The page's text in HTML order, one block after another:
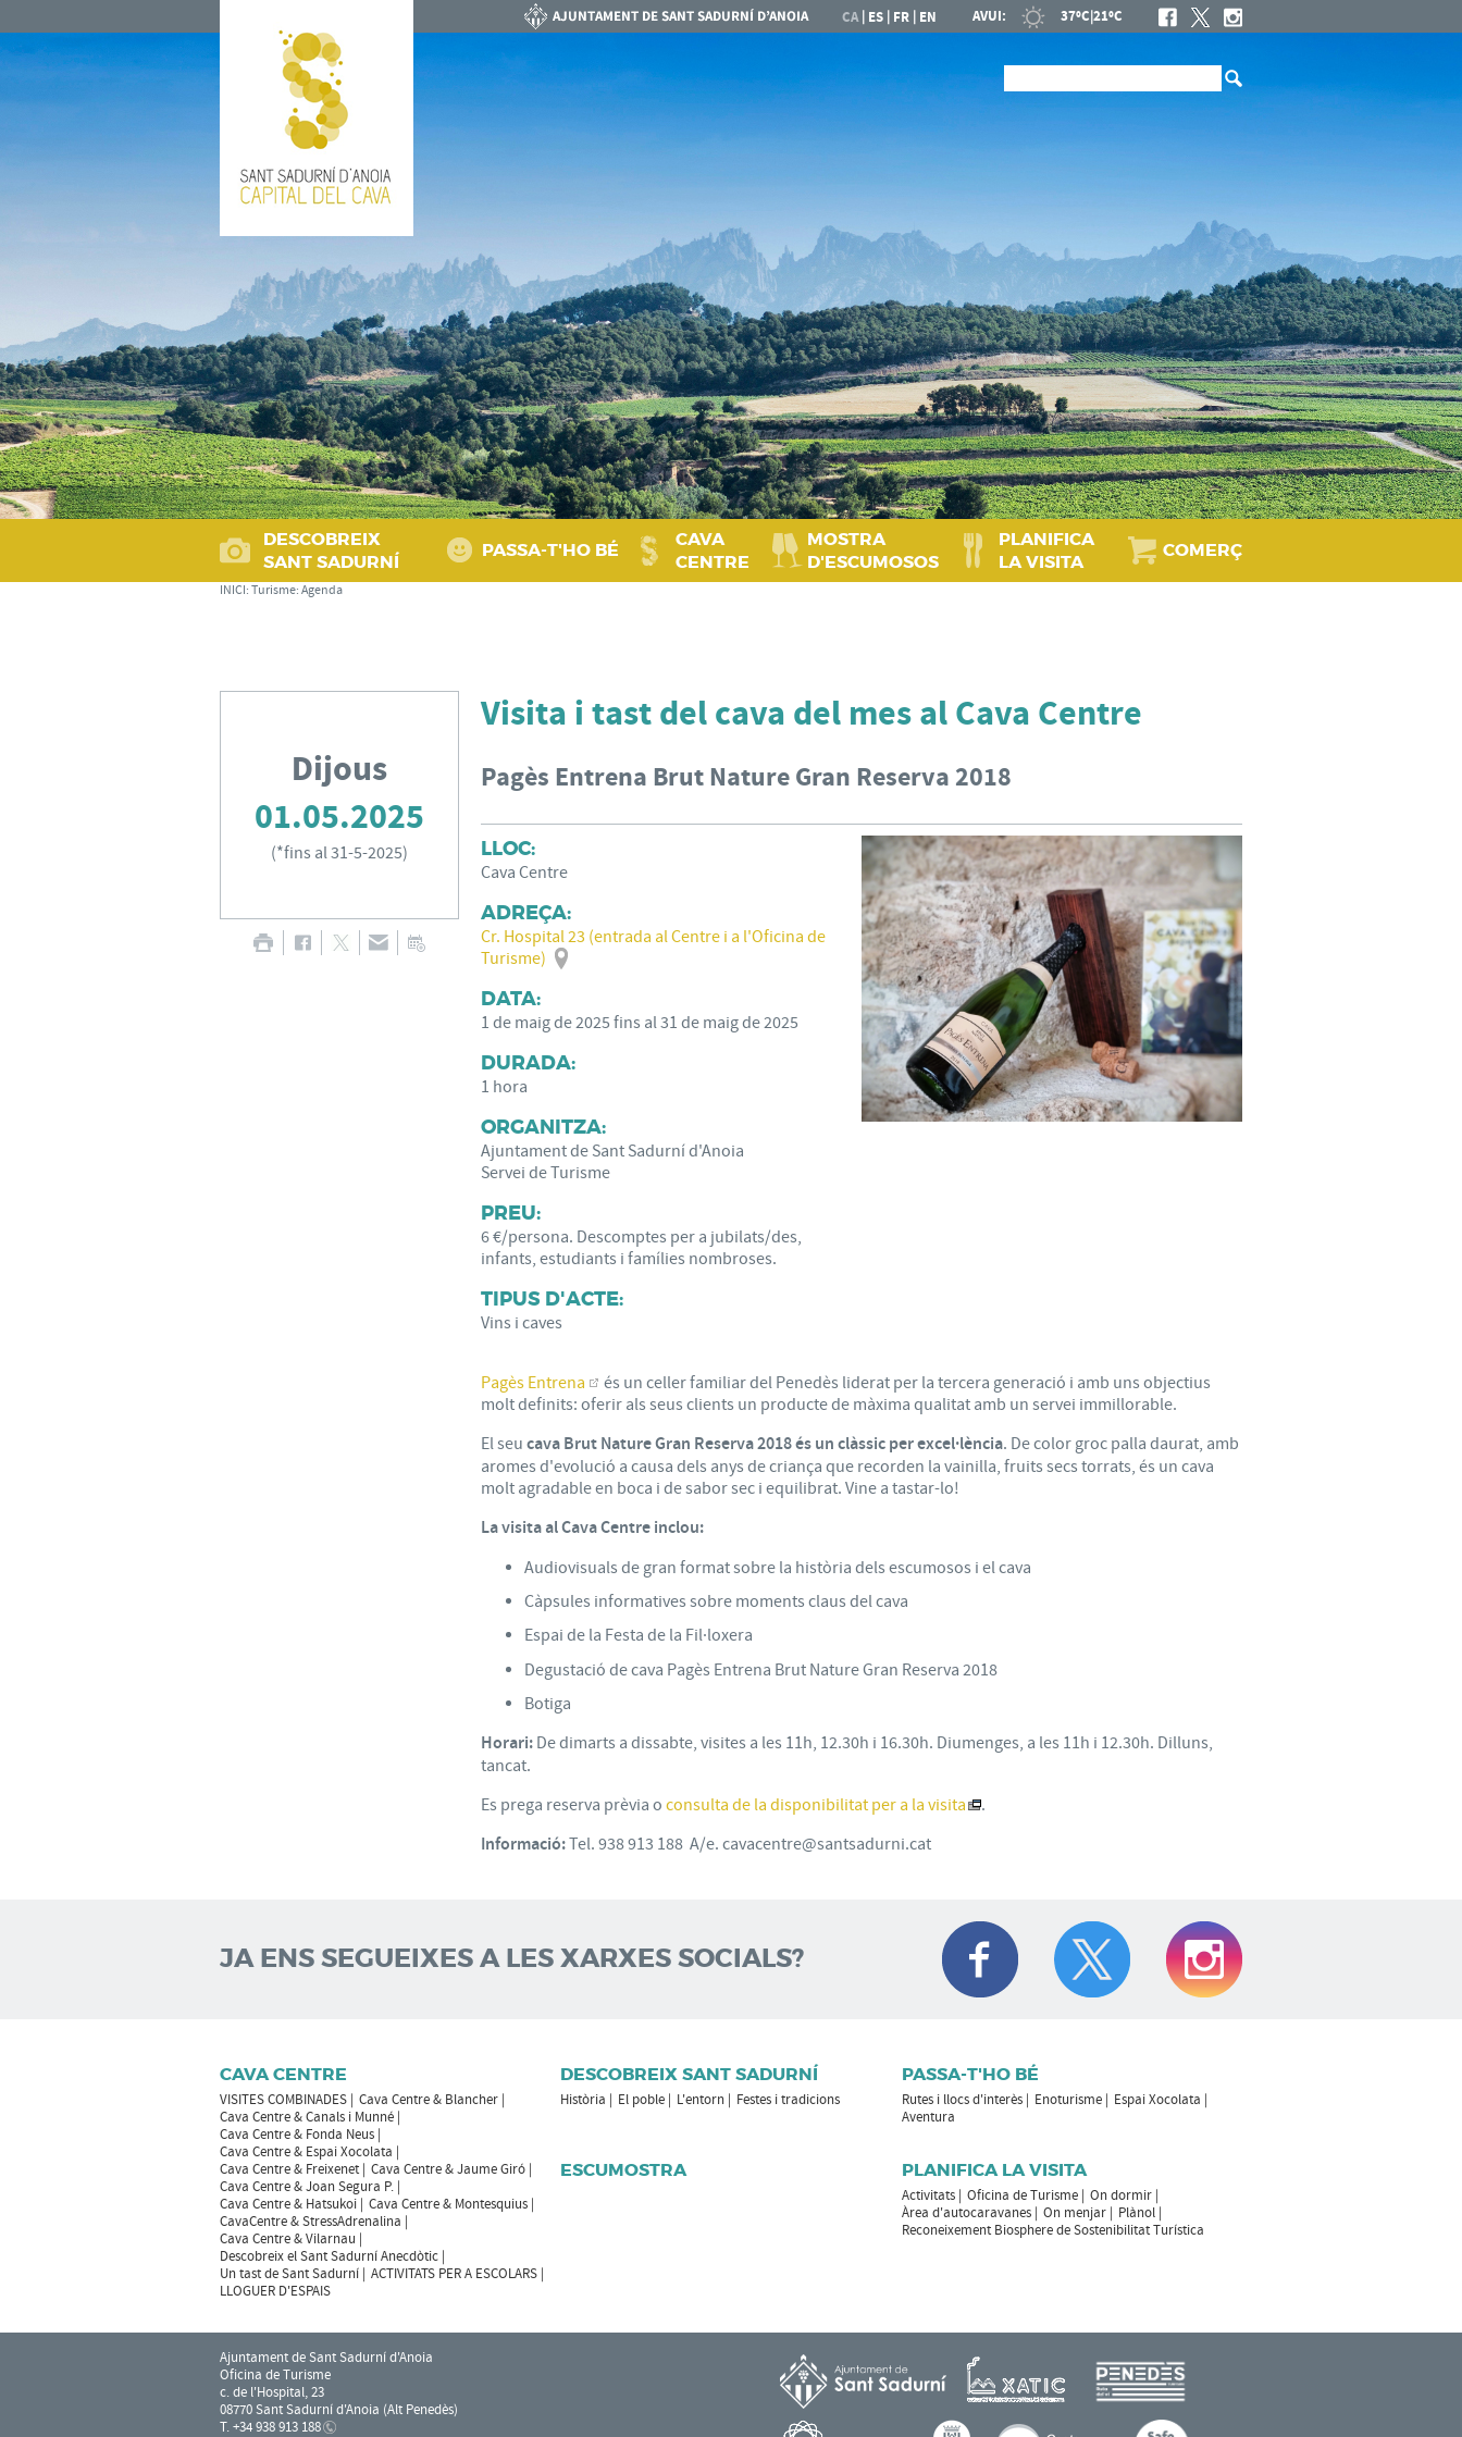
CA| ES | FR | EN AVUI: 37ºC|21ºC
DESCOBREIX
SANT SADURNÍ
PASSA‑T'HO BÉ
CAVA
CENTRE
MOSTRA
D'ESCUMOSOS
PLANIFICA
LA VISITA
COMERÇ
INICI: Turisme: Agenda
Dijous
01.05.2025
(*fins al 31-5-2025)
Visita i tast del cava del mes al Cava Centre
Pagès Entrena Brut Nature Gran Reserva 2018
LLOC:
Cava Centre
ADREÇA:
Cr. Hospital 23 (entrada al Centre i a l'Oficina de
Turisme)
DATA:
1 de maigde2025 fins al31 de maigde2025
DURADA:
1 hora
ORGANITZA:
Ajuntament de Sant Sadurní d'Anoia
Servei de Turisme
PREU:
6 €/persona. Descomptes per a jubilats/des,
infants, estudiants i famílies nombroses.
TIPUS D'ACTE:
Vins i caves
Pagès Entrena
és un celler familiar del Penedès liderat per la tercera generació i amb uns objectius
molt definits: oferir als seus clients un producte de màxima qualitat amb un servei immillorable.
El seu cava Brut Nature Gran Reserva 2018 és un clàssic per excel·lència. De color groc palla daurat, amb
aromes d'evolució a causa dels anys de criança que recorden la vainilla, fruits secs torrats, és un cava
molt agradable en boca i de sabor sec i equilibrat. Vine a tastar-lo!
La visita al Cava Centre inclou:
Audiovisuals de gran format sobre la història dels escumosos i el cava
Càpsules informatives sobre moments claus del cava
Espai de la Festa de la Fil·loxera
Degustació de cava Pagès Entrena Brut Nature Gran Reserva 2018
Botiga
Horari: De dimarts a dissabte, visites a les 11h, 12.30h i 16.30h. Diumenges, a les 11h i 12.30h. Dilluns,
tancat.
Es prega reserva prèvia o consulta de la disponibilitat per a la visita .
Informació:Tel. 938 913 188 A/e. cavacentre@santsadurni.cat
JA ENS SEGUEIXES A LES XARXES SOCIALS?
CAVA CENTRE
VISITES COMBINADES
Cava Centre & Blancher
Cava Centre & Canals i Munné
Cava Centre & Fonda Neus
Cava Centre & Espai Xocolata
Cava Centre & Freixenet
Cava Centre & Jaume Giró
Cava Centre & Joan Segura P.
Cava Centre & Hatsukoi
Cava Centre & Montesquius
CavaCentre & StressAdrenalina
Cava Centre & Vilarnau
Descobreix el Sant Sadurní Anecdòtic
Un tast de Sant Sadurní
ACTIVITATS PER A ESCOLARS
LLOGUER D'ESPAIS
DESCOBREIX SANT SADURNÍ
Història El poble L'entorn Festes i tradicions
PASSA-T'HO BÉ
Rutes i llocs d'interès Enoturisme
Espai Xocolata
Aventura
ESCUMOSTRA PLANIFICA LA VISITA
Activitats Oficina de Turisme
On dormir
Àrea d'autocaravanes
On menjar
Plànol
Reconeixement Biosphere de Sostenibilitat Turística
Ajuntament de Sant Sadurní d'Anoia
Oficina de Turisme
c. de l'Hospital, 23
08770 Sant Sadurní d'Anoia (Alt Penedès)
T. +34 938 913 188